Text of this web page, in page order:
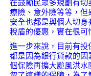
服務項目
Service
火災保額
估算系統
商品簡介
Product
在鼓勵民眾多規劃有
療險、意外險等等，
安全也都是與個人切
稅盾的優惠，實在很可
進一步來說，目前有投
都是因為銀行貸款的
個保險再擴大颱風洪